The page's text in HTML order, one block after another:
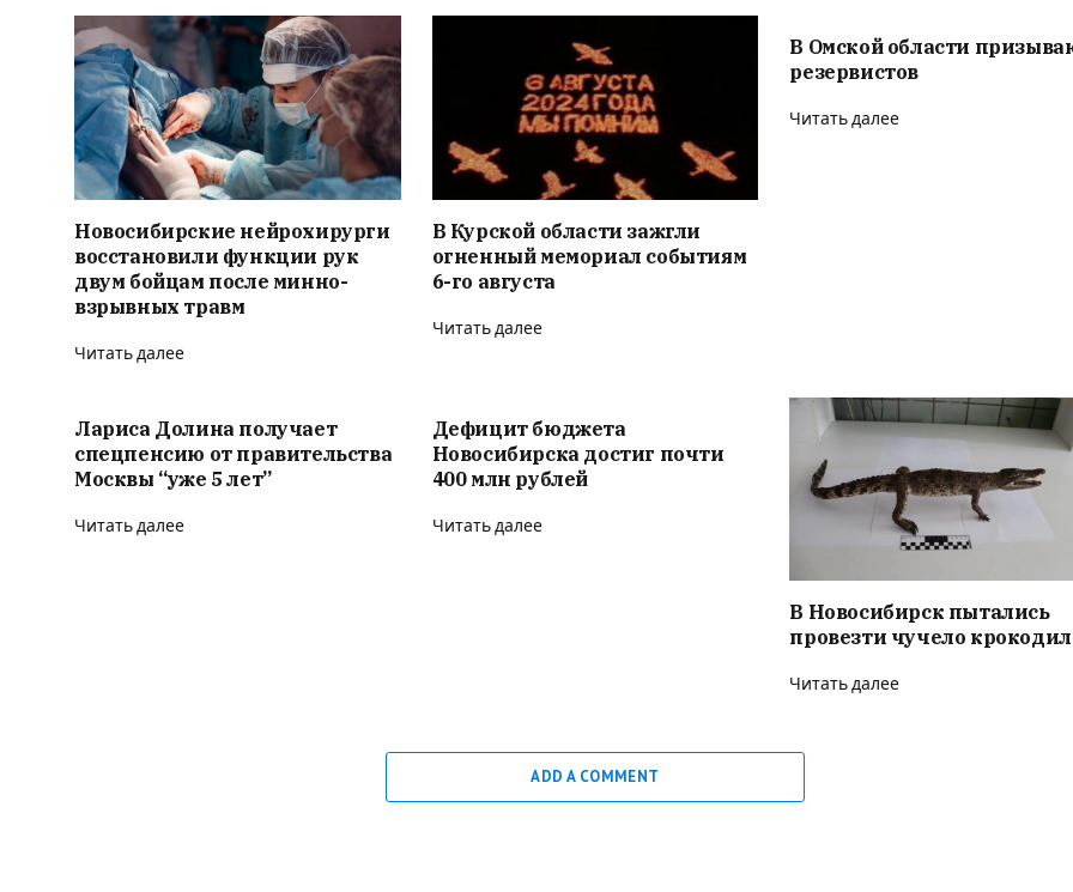
Новосибирские нейрохирурги
восстановили функции рук
двум бойцам после минно-
взрывных травм
Читать далее
В Курской области зажгли
огненный мемориал событиям
6-го августа
Читать далее
В Омской области
резервистов
Читать далее
Лариса Долина получает
спецпенсию от правительства
Москвы “уже 5 лет”
Читать далее
Дефицит бюджета
Новосибирска достиг почти
400 млн рублей
Читать далее
В Новосибирск пытались
провезти чучело
Читать далее
ADD A COMMENT